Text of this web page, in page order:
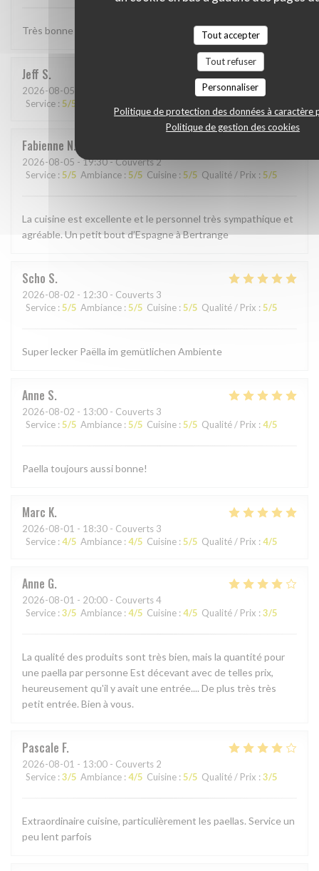
Tout accepter
Tout refuser
Personnaliser
Politique de protection des données à caractère
Politique de gestion des cookies
Très bonne Paella, quantité un peu petite . . .
Jeff S
2026-08-05
Service : 5/5
Fabienne N
2026-08-05 - 19:30 - Couverts 2
Service : 5/5 Ambiance : 5/5 Cuisine : 5/5 Qualité / Prix : 5/5
La cuisine est excellente et le personnel très sympathique et
agréable. Un petit bout d’Espagne à Bertrange
Scho S
2026-08-02 - 12:30 - Couverts 3
Service : 5/5 Ambiance : 5/5 Cuisine : 5/5 Qualité / Prix : 5/5
Super lecker Paëlla im gemütlichen Ambiente
Anne S
2026-08-02 - 13:00 - Couverts 3
Service : 5/5 Ambiance : 5/5 Cuisine : 5/5 Qualité / Prix : 4/5
Paella toujours aussi bonne!
Marc K
2026-08-01 - 18:30 - Couverts 3
Service : 4/5 Ambiance : 4/5 Cuisine : 5/5 Qualité / Prix : 4/5
Anne G
2026-08-01 - 20:00 - Couverts 4
Service : 3/5 Ambiance : 4/5 Cuisine : 4/5 Qualité / Prix : 3/5
La qualité des produits sont très bien, mais la quantité pour
une paella par personne Est décevant avec de telles prix,
heureusement qu'il y avait une entrée.... De plus très très
petit entrée. Bien à vous.
Pascale F
2026-08-01 - 13:00 - Couverts 2
Service : 3/5 Ambiance : 4/5 Cuisine : 5/5 Qualité / Prix : 3/5
Extraordinaire cuisine, particulièrement les paellas. Service un
peu lent parfois